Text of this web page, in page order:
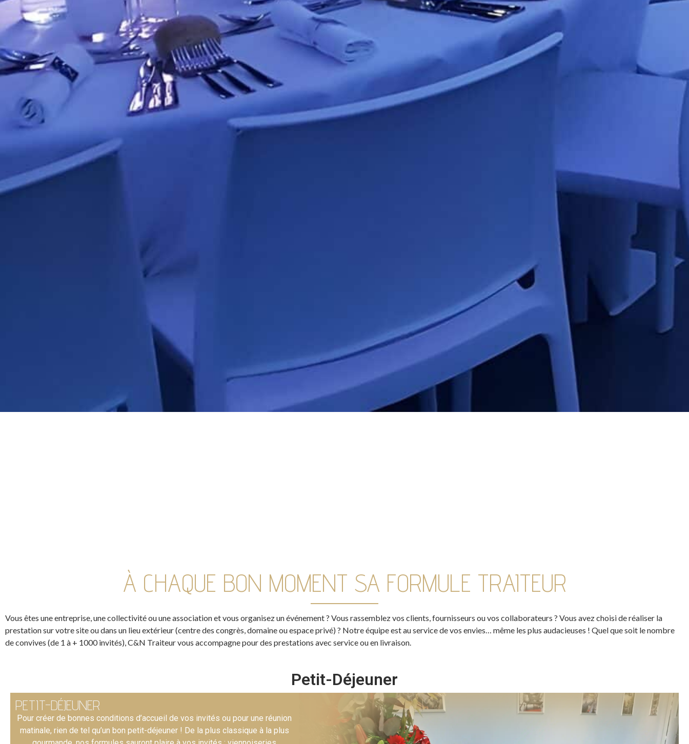
À CHAQUE BON MOMENT SA FORMULE TRAITEUR
Vous êtes une entreprise, une collectivité ou une association et vous organisez un événement ? Vous rassemblez vos clients, fournisseurs ou vos collaborateurs ? Vous avez choisi de réaliser la
prestation sur votre site ou dans un lieu extérieur (centre des congrès, domaine ou espace privé) ? Notre équipe est au service de vos envies… même les plus audacieuses ! Quel que soit le nombre
de convives (de 1 à + 1000 invités), C&N Traiteur vous accompagne pour des prestations avec service ou en livraison.
Petit-Déjeuner
PETIT-DÉJEUNER
Pour créer de bonnes conditions d’accueil de vos invités ou pour une réunion
matinale, rien de tel qu’un bon petit-déjeuner ! De la plus classique à la plus